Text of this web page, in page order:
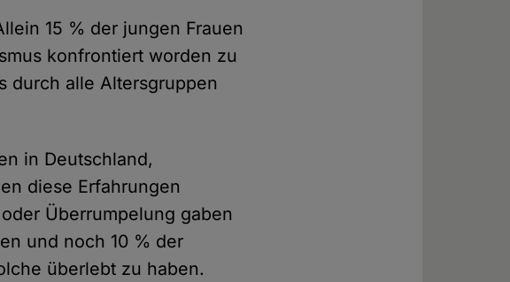
15 % der jungen Frauen
konfrontiert worden zu
durch alle Altersgruppen
in Deutschland,
diese Erfahrungen
Überrumpelung gaben
und noch 10 % der
überlebt zu haben.